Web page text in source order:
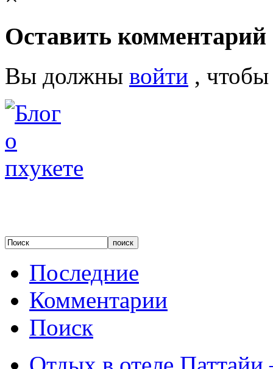
Оставить комментарий
Вы должны войти ,
Последние
Комментарии
Поиск